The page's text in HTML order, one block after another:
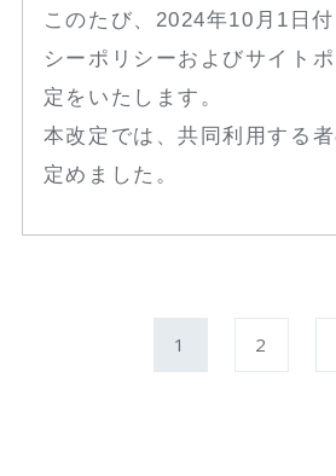
このたび、2024年10月1日
シーポリシーおよびサイト
定をいたします。
本改定では、共同利用する
定めました。
1 2